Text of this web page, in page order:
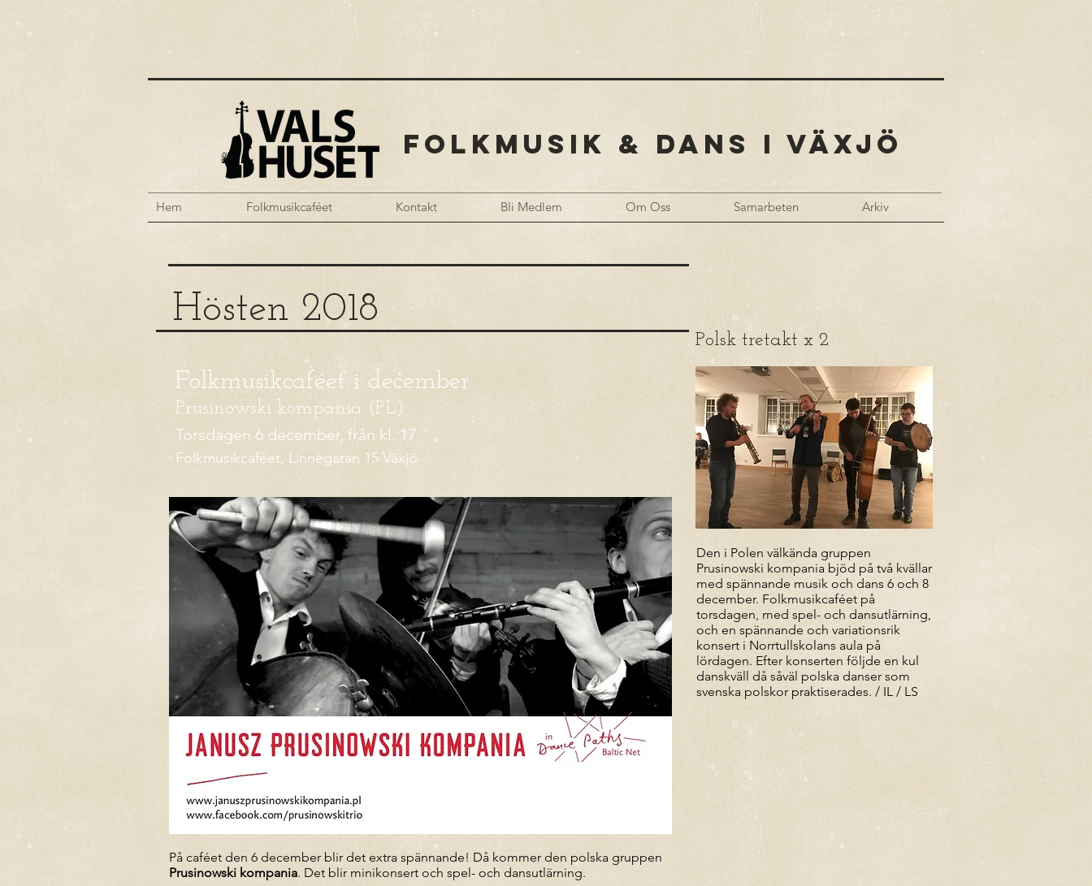
FOLKMUSIK & DANS I VÄXJÖ
Hem Folkmusikcaféet Kontakt Bli Medlem Om Oss Samarbeten Arkiv
Hösten 2018
Folkmusikcaféet i december
Prusinowski kompania (PL)
Torsdagen 6 december, från kl. 17
Folkmusikcaféet, Linnégatan 15 Växjö
På caféet den 6 december blir det extra spännande! Då kommer den polska gruppen
Prusinowski kompania. Det blir minikonsert och spel- och dansutlärning.
Polsk tretakt x 2
Den i Polen välkända gruppen
Prusinowski kompania bjöd på två kvällar
med spännande musik och dans 6 och 8
december. Folkmusikcaféet på
torsdagen, med spel- och dansutlärning,
och en spännande och variationsrik
konsert i Norrtullskolans aula på
lördagen. Efter konserten följde en kul
danskväll då såväl polska danser som
svenska polskor praktiserades. / IL / LS